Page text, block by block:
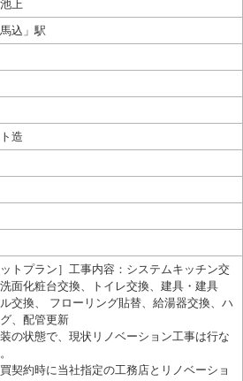
上
込」駅
造
ットプラン］工事内容：システムキッチン交
面化粧台交換、トイレ交換、建具・建具
交換、 フローリング貼替、給湯器交換、ハ
、配管更新
の状態で、現状リノベーション工事は行な
契約時に当社指定の工務店とリノベーショ